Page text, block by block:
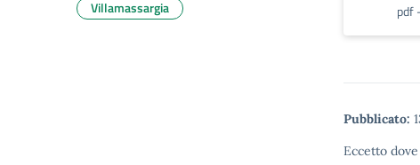
pdf
Pubblicato:
Eccetto
Villamassargia